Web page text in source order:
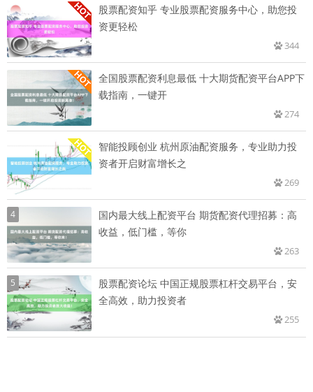
股票配资知乎 专业股票配资服务中心，助您投
资更轻松
344
全国股票配资利息最低 十大期货配资平台APP下
载指南，一键开
274
智能投顾创业 杭州原油配资服务，专业助力投
资者开启财富增长之
269
4
国内最大线上配资平台 期货配资代理招募：高
收益，低门槛，等你
263
5
股票配资论坛 中国正规股票杠杆交易平台，安
全高效，助力投资者
255